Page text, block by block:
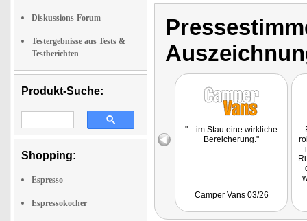
Diskussions-Forum
Testergebnisse aus Tests &
Testberichten
Produkt-Suche:
Shopping:
Espresso
Espressokocher
"... im Stau eine wirkliche
Bereicherung."
Camper Vans 03/26